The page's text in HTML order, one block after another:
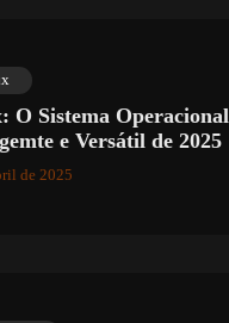
O Sistema Operacional
e Versátil de 2025
de 2025